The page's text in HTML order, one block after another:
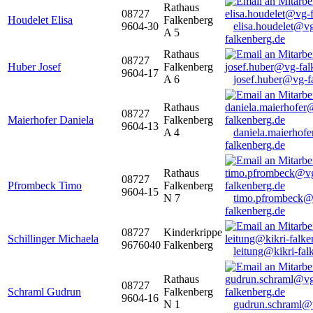
Houdelet Elisa
08727
9604-30
Rathaus
Falkenberg
A 5
falkenberg.de
Huber Josef
08727
9604-17
Rathaus
Falkenberg
A 6
josef.huber@vg-
Maierhofer Daniela
08727
9604-13
Rathaus
Falkenberg
A 4
falkenberg.de
Pfrombeck Timo
08727
9604-15
Rathaus
Falkenberg
N 7
falkenberg.de
Schillinger Michaela
08727
9676040
Kinderkrippe
Falkenberg
leitung@kikri-
Schraml Gudrun
08727
9604-16
Rathaus
Falkenberg
N 1